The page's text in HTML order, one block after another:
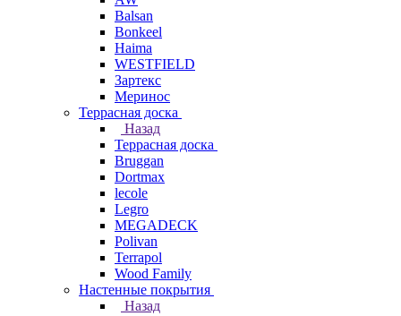
Balsan
Bonkeel
Haima
WESTFIELD
Зартекс
Меринос
Террасная доска
Назад
Террасная доска
Bruggan
Dortmax
lecole
Legro
MEGADECK
Polivan
Terrapol
Wood Family
Настенные покрытия
Назад